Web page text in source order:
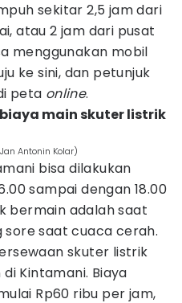
sekitar 2,5 jam dari
atau 2 jam dari pusat
menggunakan mobil
ke sini, dan petunjuk
peta online.
main skuter listrik
Antonin Kolar)
bisa dilakukan
sampai dengan 18.00
bermain adalah saat
sore saat cuaca cerah.
skuter listrik
Kintamani. Biaya
Rp60 ribu per jam,